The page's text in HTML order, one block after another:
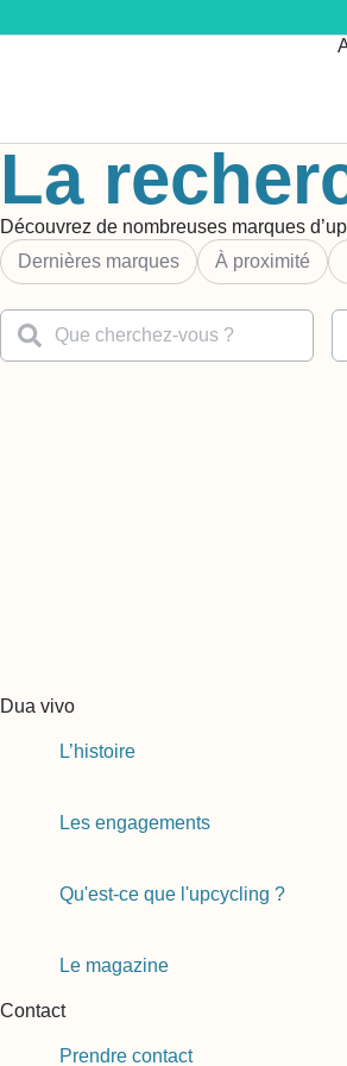
La
Découvrez de nombreuses marques
Dernières marques
À proximité
Dua vivo
L’histoire
Les engagements
Qu'est-ce que l'upcycling ?
Le magazine
Contact
Prendre contact